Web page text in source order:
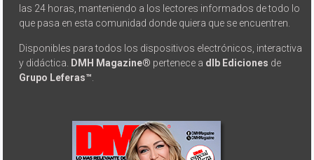
las 24 horas, manteniendo a los lectores informados de todo lo
que pasa en esta comunidad donde quiera que se encuentren.
Disponibles para todos los dispositivos electrónicos, interactiva
y didáctica.
DMH Magazine® pertenece a dlb Ediciones de
Grupo Leferas™